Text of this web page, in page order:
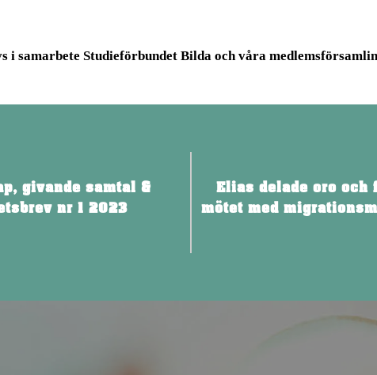
i samarbete Studieförbundet Bilda och våra
givande samtal &
nr 1 2023
Elias delade oro och
mötet med